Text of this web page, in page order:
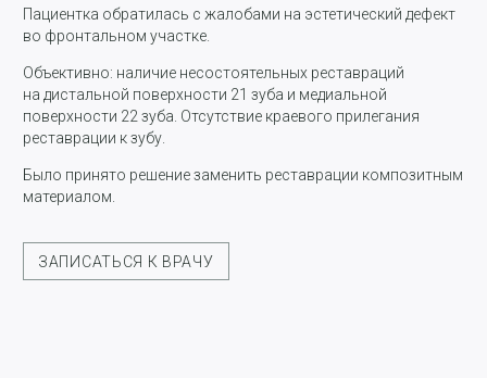
Пациентка обратилась с жалобами на эстетический дефект
во фронтальном участке.
Объективно: наличие несостоятельных реставраций
на дистальной поверхности 21 зуба и медиальной
поверхности 22 зуба. Отсутствие краевого прилегания
реставрации к зубу.
Было принято решение заменить реставрации композитным
материалом.
ЗАПИСАТЬСЯ К ВРАЧУ